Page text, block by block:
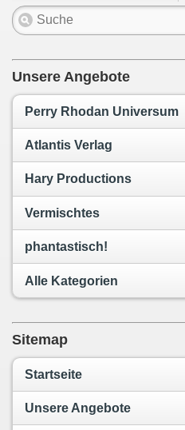
Unsere Angebote
Perry Rhodan Universum
Atlantis Verlag
Hary Productions
Vermischtes
phantastisch!
Alle Kategorien
Sitemap
Startseite
Unsere Angebote